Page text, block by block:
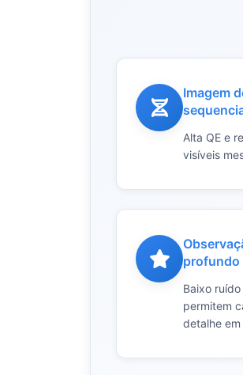
Imagem
Alta QE e
visíveis
profundo
Baixo
permitem
detalhe